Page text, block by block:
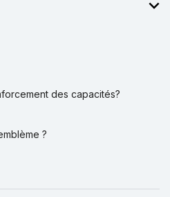
des capacités?
?